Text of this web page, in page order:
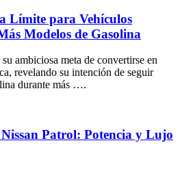
Límite para Vehículos
Modelos de Gasolina
ambiciosa meta de convertirse en
revelando su intención de seguir
durante más ….
Patrol: Potencia y Lujo